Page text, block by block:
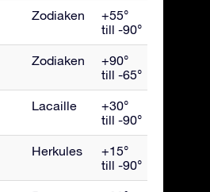
Zodiaken
+55°
till -90°
Zodiaken
+90°
till -65°
Lacaille
+30°
till -90°
Herkules
+15°
till -90°